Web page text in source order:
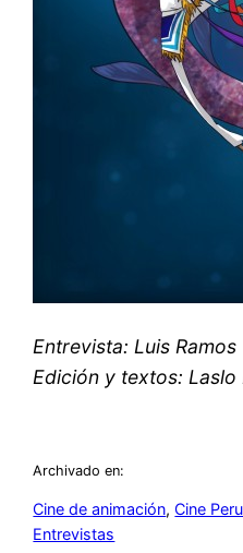
Entrevista: Luis Ramos
Edición y textos: Laslo
Archivado en:
Cine de animación, Cine
Entrevistas